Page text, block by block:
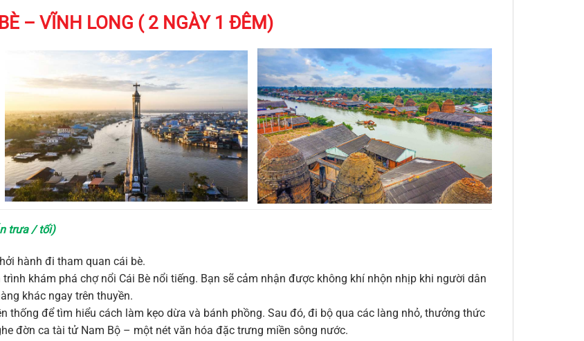
– VĨNH LONG ( 2 NGÀY 1 ĐÊM)
trưa / tối)
hành đi tham quan cái bè.
khám phá chợ nổi Cái Bè nổi tiếng. Bạn sẽ cảm nhận được không khí nhộn nhịp khi người dân
khác ngay trên thuyền.
thống để tìm hiểu cách làm kẹo dừa và bánh phồng. Sau đó, đi bộ qua các làng nhỏ, thưởng thức
đờn ca tài tử Nam Bộ – một nét văn hóa đặc trưng miền sông nước.